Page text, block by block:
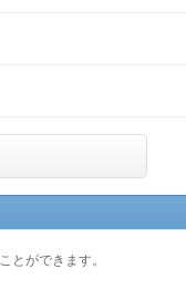
とができます。